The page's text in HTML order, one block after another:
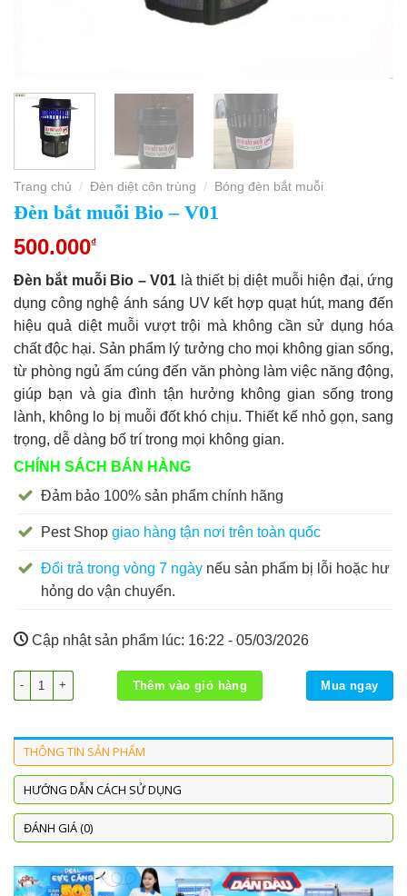
Trang chủ / Đèn diệt côn trùng / Bóng đèn bắt muỗi
Đèn bắt muỗi Bio – V01
500.000₫
Đèn bắt muỗi Bio – V01 là thiết bị diệt muỗi hiện đại, ứng
dụng công nghệ ánh sáng UV kết hợp quạt hút, mang đến
hiệu quả diệt muỗi vượt trội mà không cần sử dụng hóa
chất độc hại. Sản phẩm lý tưởng cho mọi không gian sống,
từ phòng ngủ ấm cúng đến văn phòng làm việc năng động,
giúp bạn và gia đình tận hưởng không gian sống trong
lành, không lo bị muỗi đốt khó chịu. Thiết kế nhỏ gọn, sang
trọng, dễ dàng bố trí trong mọi không gian.
CHÍNH SÁCH BÁN HÀNG
Đảm bảo 100% sản phẩm chính hãng
Pest Shop giao hàng tận nơi trên toàn quốc
Đổi trả trong vòng 7 ngày nếu sản phẩm bị lỗi hoặc hư
hỏng do vận chuyển.
Cập nhật sản phẩm lúc: 16:22 - 05/03/2026
Đèn bắt muỗi Bio – V01 số lượng
Thêm vào giỏ hàng Mua ngay
THÔNG TIN SẢN PHẨM
HƯỚNG DẪN CÁCH SỬ DỤNG
ĐÁNH GIÁ (0)